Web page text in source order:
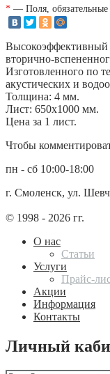
* — Поля, обязательные
вторично-
Изготовленного по
акустических и
Толщина: 4 мм.
Лист: 650х1000 мм.
Цена за 1 лист.
Чтобы
пн - сб 10:00-18:00
г. Смоленск, ул.
© 1998 - 2026 гг.
О нас
Статьи
Услуги
Прайс-
Акции
Информация
Контакты
Личный